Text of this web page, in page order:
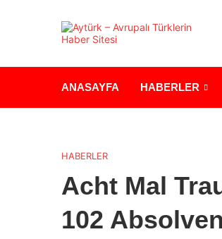
ANASAYFA HABERLER
HABERLER
Acht Mal
102